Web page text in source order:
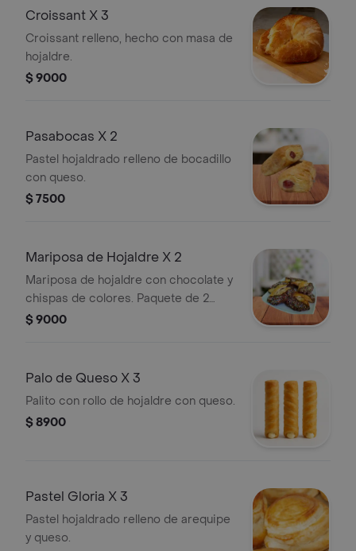
Croissant X 3
Croissant relleno, hecho con masa de
hojaldre.
$ 9000
Pasabocas X 2
Pastel hojaldrado relleno de bocadillo
con queso.
$ 7500
Mariposa de Hojaldre X 2
Mariposa de hojaldre con chocolate y
chispas de colores. Paquete de 2
unidades.
$ 9000
Palo de Queso X 3
Palito con rollo de hojaldre con queso.
$ 8900
Pastel Gloria X 3
Pastel hojaldrado relleno de arequipe
y queso.